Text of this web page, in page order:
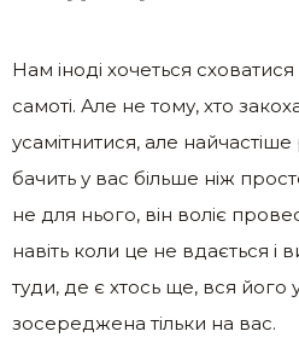
Нам іноді хочеться
самоті. Але не тому, хто
усамітнитися, але
бачить у вас більше ніж
не для нього, він воліє
навіть коли це не вдається і
туди, де є хтось ще, вся його
зосереджена тільки на вас.